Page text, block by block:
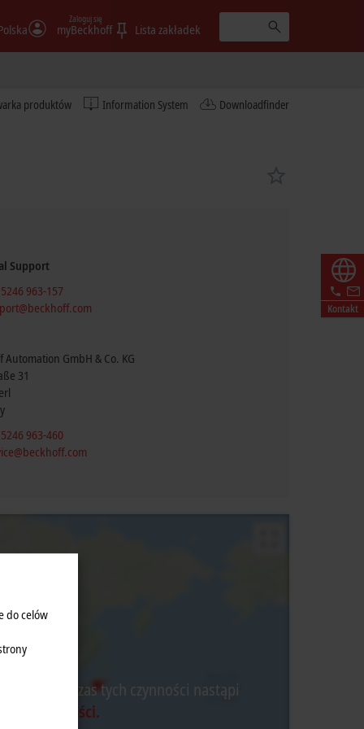
myBeckhoff
Zaloguj się
Lista zakładek
produktów Information System Downloadfinder
Kontakt
Support
963-157
Automation GmbH & Co. KG
31
963-460
podczas tych czynności nastąpi
Prywatności.
do celów